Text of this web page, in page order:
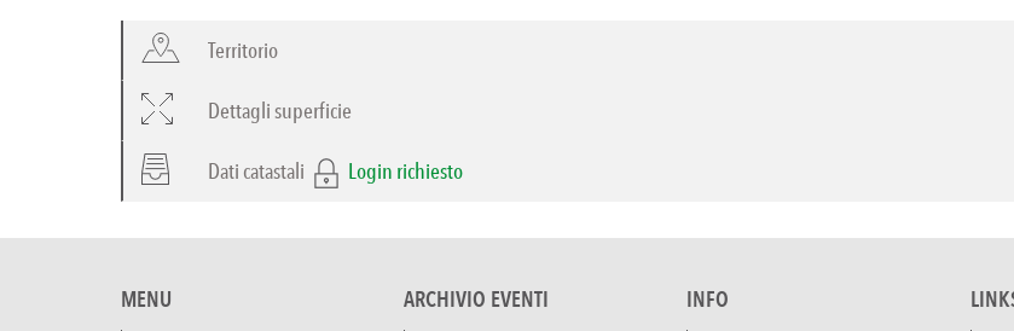
Territorio
Dettagli superficie
Dati catastali Login richiesto
MENU ARCHIVIO EVENTI INFO